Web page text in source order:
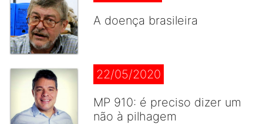
A doença brasileira
22/05/2020
MP 910: é preciso dizer um
não à pilhagem